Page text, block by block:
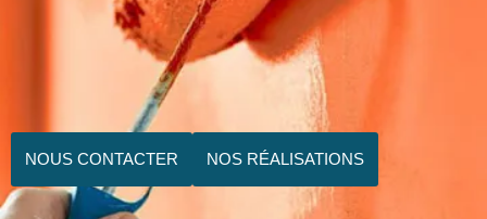
NOUS CONTACTER NOS RÉALISATIONS